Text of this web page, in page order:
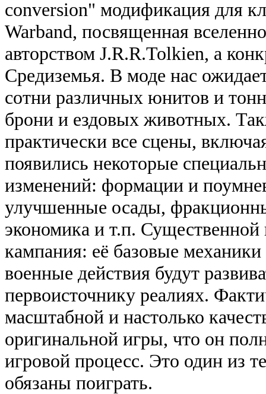
conversion" модификация для
Warband, посвященная
авторством J.R.R.Tolkien, а
Средиземья. В моде нас
сотни различных юнитов и
брони и ездовых животных.
практически все сцены,
появились некоторые
изменений: формации и
улучшенные осады,
экономика и т.п. Существенной
кампания: её базовые
военные действия будут
первоисточнику реалиях.
масштабной и настолько
оригинальной игры, что он
игровой процесс. Это один из
обязаны поиграть.